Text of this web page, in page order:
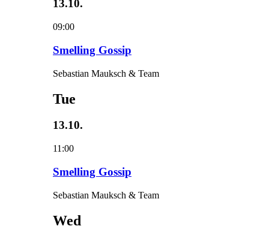
13.10.
09:00
Smelling Gossip
Sebastian Mauksch & Team
Tue
13.10.
11:00
Smelling Gossip
Sebastian Mauksch & Team
Wed